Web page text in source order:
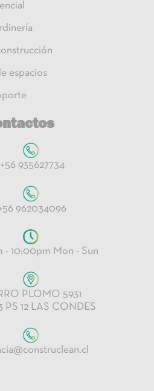
espacios
+56 935627734
962034096
- 10:00pm Mon - Sun
PLOMO 5931
PS 12 LAS CONDES